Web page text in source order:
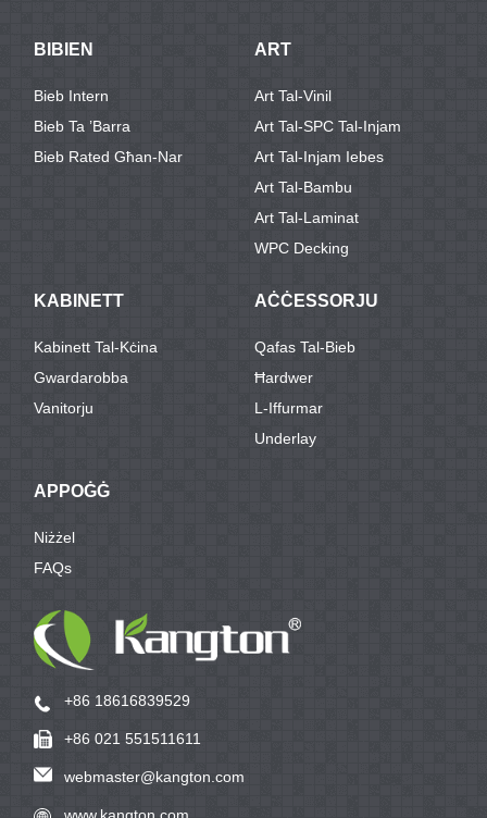
BIBIEN
Bieb Intern
Bieb Ta ’barra
Bieb Rated Għan-Nar
ART
Art Tal-Vinil
Art Tal-SPC Tal-Injam
Art Tal-Injam Iebes
Art Tal-Bambu
Art Tal-Laminat
WPC Decking
KABINETT
Kabinett Tal-Kċina
Gwardarobba
Vanitorju
AĊĊESSORJU
Qafas Tal-Bieb
Ħardwer
L-Iffurmar
Underlay
APPOĠĠ
Niżżel
FAQs
+86 18616839529
+86 021 551511611
webmaster@kangton.com
www.kangton.com